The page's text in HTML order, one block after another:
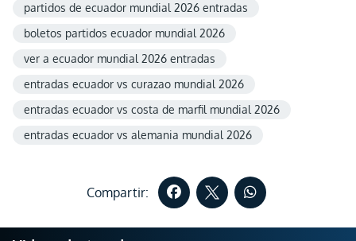
partidos de ecuador mundial 2026 entradas
boletos partidos ecuador mundial 2026
ver a ecuador mundial 2026 entradas
entradas ecuador vs curazao mundial 2026
entradas ecuador vs costa de marfil mundial 2026
entradas ecuador vs alemania mundial 2026
Compartir: